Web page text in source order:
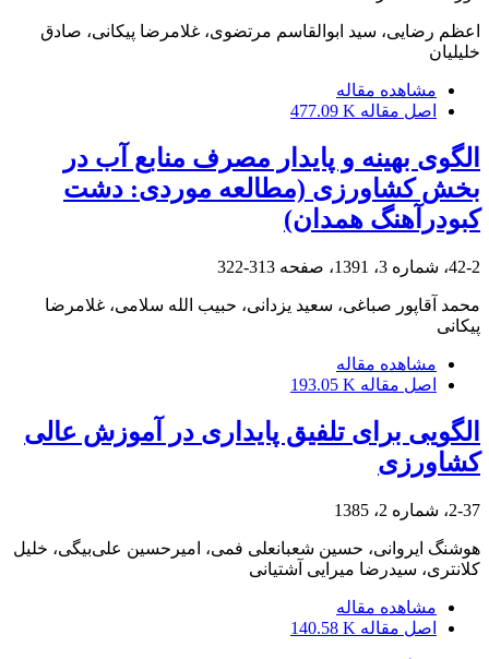
اعظم رضایی، سید ابوالقاسم مرتضوی، غلامرضا پیکانی، صادق
خلیلیان
مشاهده مقاله
اصل مقاله 477.09 K
الگوی بهینه و پایدار مصرف منابع آب در
بخش کشاورزی (مطالعه موردی: دشت
کبودرآهنگ همدان)
42-2، شماره 3، 1391، صفحه 313-322
محمد آقاپور صباغی، سعید یزدانی، حبیب الله سلامی، غلامرضا
پیکانی
مشاهده مقاله
اصل مقاله 193.05 K
الگویی برای تلفیق پایداری در آموزش عالی
کشاورزی
2-37، شماره 2، 1385
هوشنگ ایروانی، حسین شعبانعلی فمی، امیرحسین علی‌بیگی، خلیل
کلانتری، سیدرضا میرایی آشتیانی
مشاهده مقاله
اصل مقاله 140.58 K